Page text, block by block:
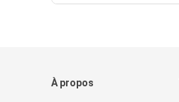
À propos